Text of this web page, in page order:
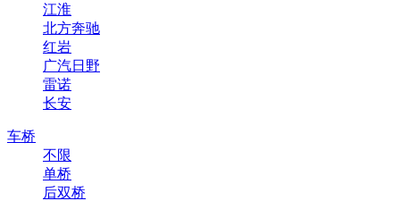
江淮
北方奔驰
红岩
广汽日野
雷诺
长安
车桥
不限
单桥
后双桥